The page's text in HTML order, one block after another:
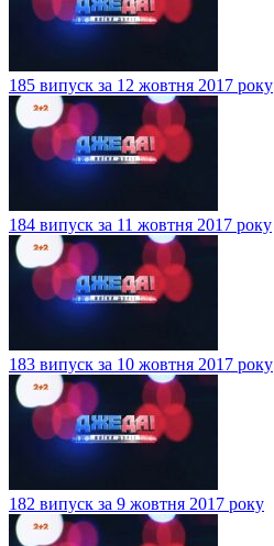
185 випуск за 12 жовтня 2017 року
184 випуск за 11 жовтня 2017 року
183 випуск за 10 жовтня 2017 року
182 випуск за 9 жовтня 2017 року